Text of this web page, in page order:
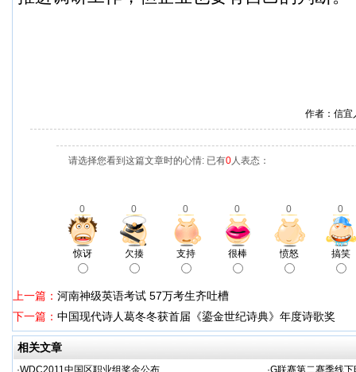
作者：信
请选择您看到这篇文章时的心情: 已有0人表态：
0 0 0 0 0 0
惊讶 欠揍 支持 很棒 愤怒 搞笑
上一篇： 河南神级英语考试 57万考生齐吐槽
下一篇： 中国现代诗人葛冬冬获首届《鎏金世纪诗典》年度诗歌奖
相关文章
·WDC2011中国区职业组奖金公布 ·G联赛第二赛季线